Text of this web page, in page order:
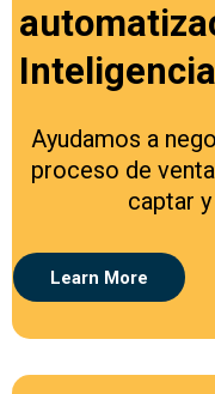
Ayudamos a
proceso de
captar
Learn More